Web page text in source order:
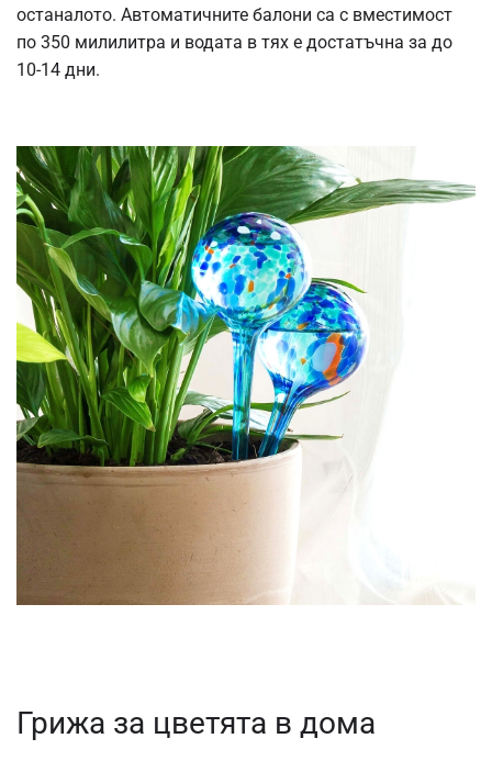
останалото. Автоматичните балони са с вместимост
по 350 милилитра и водата в тях е достатъчна за до
10-14 дни.
Грижа за цветята в дома